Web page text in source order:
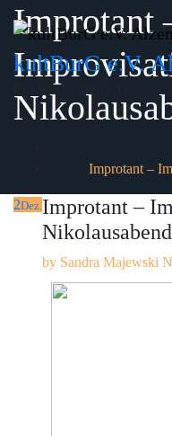
Skip
content
kultBurG e.V.
Ein Verein macht Theater
Improtant
Improtant –
2Dez.Improtant –
Nikolausabend
by Sandra Majewski